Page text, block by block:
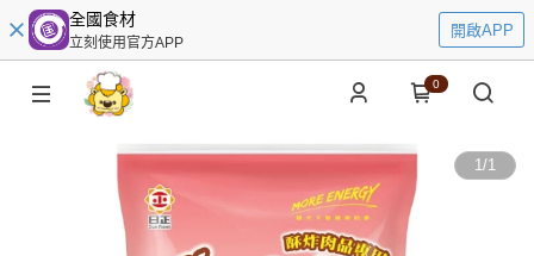
全國食材
立刻使用官方APP
開啟APP
0
1/1